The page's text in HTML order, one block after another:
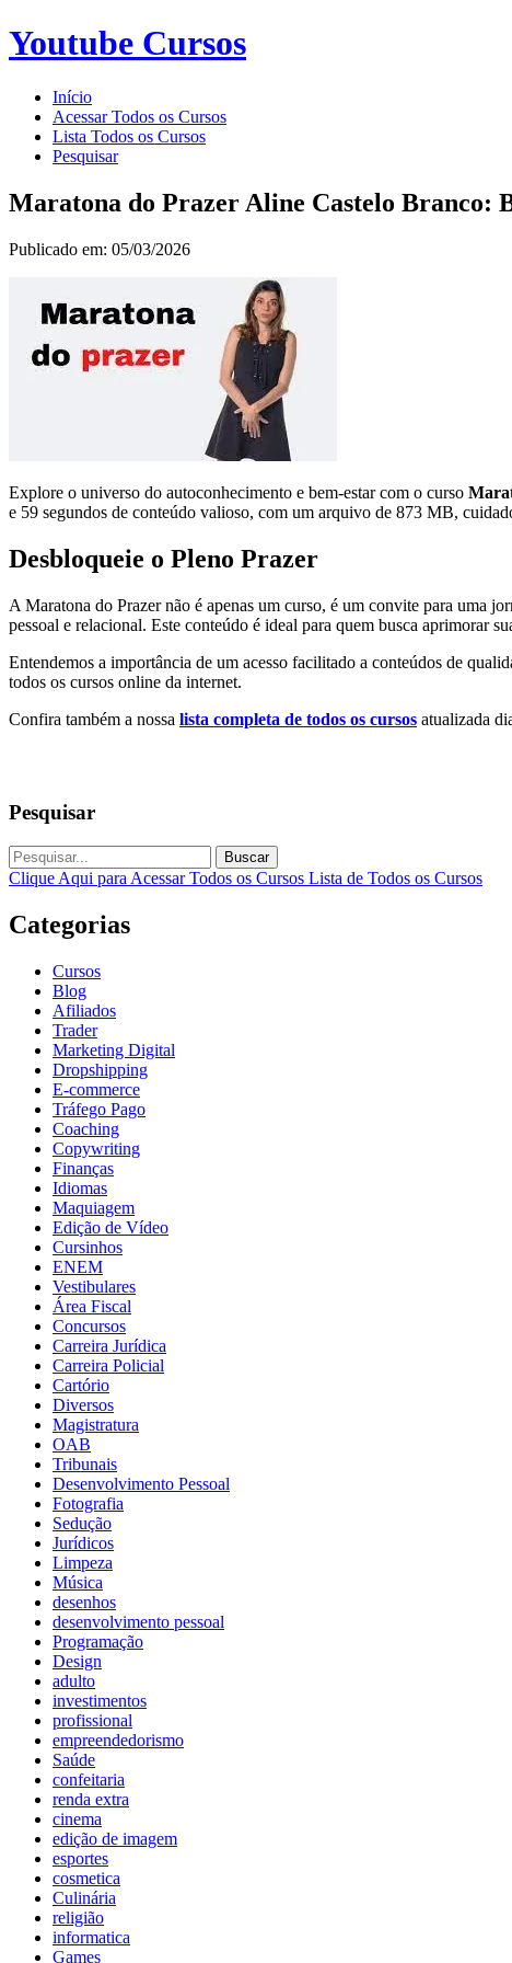
Youtube Cursos
Início
Acessar Todos os Cursos
Lista Todos os Cursos
Pesquisar
Maratona do Prazer Aline Castelo Branco:
Publicado em: 05/03/2026
Explore o universo do autoconhecimento e bem-estar com o curso
e 59 segundos de conteúdo valioso, com um arquivo de 873 MB,
Desbloqueie o Pleno Prazer
A Maratona do Prazer não é apenas um curso, é um convite para uma
pessoal e relacional. Este conteúdo é ideal para quem busca aprimorar
Entendemos a importância de um acesso facilitado a conteúdos de
todos os cursos online da internet.
Confira também a nossa lista completa de todos os cursos atualizada
Pesquisar
Buscar
Clique Aqui para Acessar Todos os Cursos Lista de Todos os Cursos
Categorias
Cursos
Blog
Afiliados
Trader
Marketing Digital
Dropshipping
E-commerce
Tráfego Pago
Coaching
Copywriting
Finanças
Idiomas
Maquiagem
Edição de Vídeo
Cursinhos
ENEM
Vestibulares
Área Fiscal
Concursos
Carreira Jurídica
Carreira Policial
Cartório
Diversos
Magistratura
OAB
Tribunais
Desenvolvimento Pessoal
Fotografia
Sedução
Jurídicos
Limpeza
Música
desenhos
desenvolvimento pessoal
Programação
Design
adulto
investimentos
profissional
empreendedorismo
Saúde
confeitaria
renda extra
cinema
edição de imagem
esportes
cosmetica
Culinária
religião
informatica
Games